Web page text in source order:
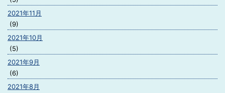
2021年11月
(9)
2021年10月
(5)
2021年9月
(6)
2021年8月